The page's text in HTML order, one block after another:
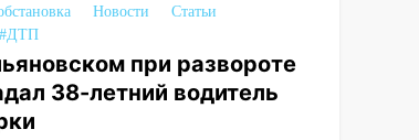
Новости
Статьи
#ДТП
при развороте
38-летний водитель